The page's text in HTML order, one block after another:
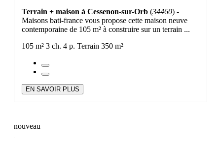
Terrain + maison à Cessenon-sur-Orb (34460) -
Maisons bati-france vous propose cette maison neuve
contemporaine de 105 m² à construire sur un terrain ...
105 m² 3 ch. 4 p. Terrain 350 m²
EN SAVOIR PLUS
nouveau